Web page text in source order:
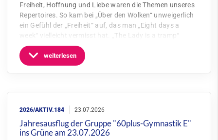
Freiheit, Hoffnung und Liebe waren die Themen unseres
Repertoires. So kam bei „Über den Wolken“ unweigerlich
ein Gefühl der „Freiheit“ auf, das man „Eight days a
week“ vielleicht vermisst hat. „The Lady is a tramp“
weiterlesen
Jahresausflug der Gruppe "60plus-Gymnastik E"
ins Grüne am 23.07.2026